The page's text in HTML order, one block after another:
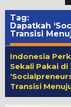
Tag:
Dapatkah
Transisi
Indonesia
Sekali Pakai
Transisi